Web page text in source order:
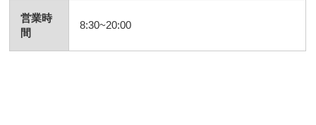
営業時
間
8:30~20:00